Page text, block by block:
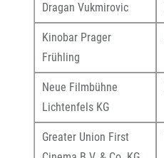
Dragan Vukmirovic
Kinobar Prager
Frühling
Neue Filmbühne
Lichtenfels KG
Greater Union First